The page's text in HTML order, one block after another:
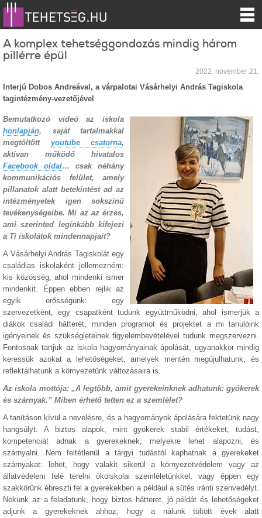
A komplex tehetséggondozás mindig három
pillérre épül
2022. november 21.
Interjú Dobos Andreával, a várpalotai Vásárhelyi András Tagiskola
tagintézmény-vezetőjével
Bemutatkozó videó az iskola
honlapján, saját tartalmakkal
megtöltött youtube csatorna,
aktívan működő hivatalos
Facebook oldal… csak néhány
kommunikációs felület, amely
pillanatok alatt betekintést ad az
intézményetek igen sokszínű
tevékenységeibe. Mi az az érzés,
ami szerinted leginkább kifejezi
a Ti iskolátok mindennapjait?
A Vásárhelyi András Tagiskolát egy
családias iskolaként jellemezném:
kis közösség, ahol mindenki ismer
mindenkit. Éppen ebben rejlik az
egyik erősségünk: egy
szervezetként, egy csapatként tudunk együttműködni, ahol ismerjük a
diákok családi hátterét, minden programot és projektet a mi tanulóink
igényeinek és szükségleteinek figyelembevételével tudunk megszervezni.
Fontosnak tartjuk az iskola hagyományainak ápolását, ugyanakkor mindig
keressük azokat a lehetőségeket, amelyek mentén megújulhatunk, és
reflektálhatunk a környezetünk változásaira is.
Az iskola mottója: „A legtöbb, amit gyerekeinknek adhatunk: gyökerek
és szárnyak.” Miben érhető tetten ez a szemlélet?
A tanításon kívül a nevelésre, és a hagyományok ápolására fektetünk nagy
hangsúlyt. A biztos alapok, mint gyökerek stabil értékeket, tudást,
kompetenciát adnak a gyerekeknek, melyekre lehet alapozni, és
szárnyalni. Nem feltétlenül a tárgyi tudástól kaphatnak a gyerekeket
szárnyakat: lehet, hogy valakit sikerül a környezetvédelem vagy az
állatvédelem felé terelni ökoiskolai szemléletünkkel, vagy éppen egy
szakkörünk ébreszti fel a gyerekekben a például a sütés iránti szenvedélyt.
Nekünk az a feladatunk, hogy biztos hátteret, jó példát és lehetőségeket
adjunk a gyerekeknek ahhoz, hogy a nálunk töltött évek alatt